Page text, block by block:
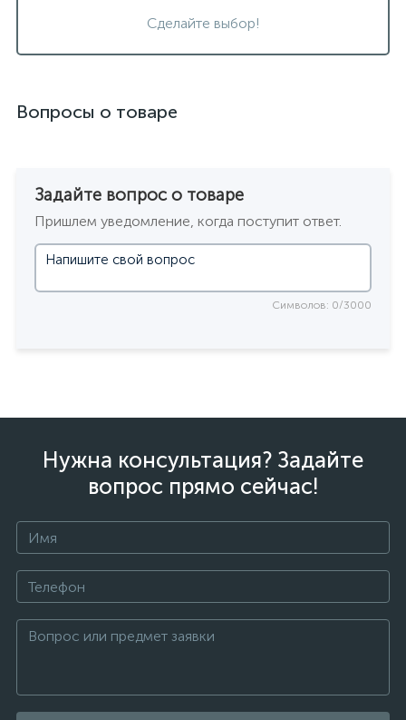
Сделайте выбор!
Вопросы о товаре
Задайте вопрос о товаре
Пришлем уведомление, когда поступит ответ.
Символов: 0/3000
Нужна консультация? Задайте
вопрос прямо сейчас!